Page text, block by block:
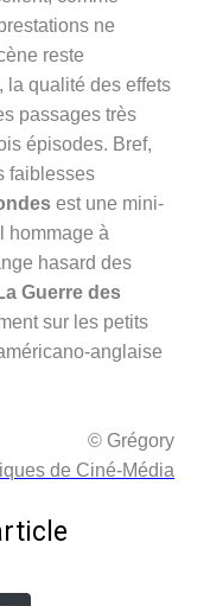
ne
reste
la qualité des effets
passages très
épisodes. Bref,
faiblesses
est une mini-
hommage à
hasard des
Guerre des
sur les petits
anglaise
© Grégory
de Ciné-Média